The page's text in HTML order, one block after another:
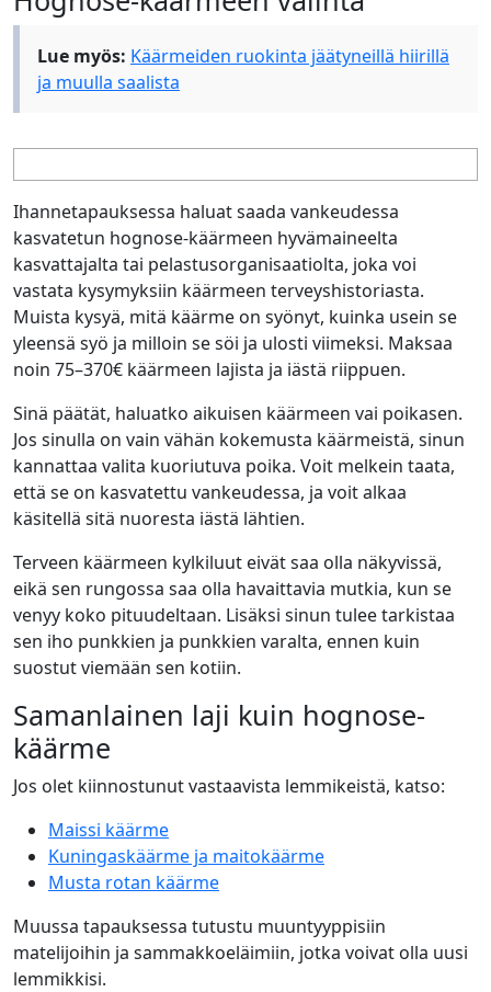
Lue myös: Käärmeiden ruokinta jäätyneillä hiirillä
ja muulla saalista
Ihannetapauksessa haluat saada vankeudessa
kasvatetun hognose-käärmeen hyvämaineelta
kasvattajalta tai pelastusorganisaatiolta, joka voi
vastata kysymyksiin käärmeen terveyshistoriasta.
Muista kysyä, mitä käärme on syönyt, kuinka usein se
yleensä syö ja milloin se söi ja ulosti viimeksi. Maksaa
noin 75–370€ käärmeen lajista ja iästä riippuen.
Sinä päätät, haluatko aikuisen käärmeen vai poikasen.
Jos sinulla on vain vähän kokemusta käärmeistä, sinun
kannattaa valita kuoriutuva poika. Voit melkein taata,
että se on kasvatettu vankeudessa, ja voit alkaa
käsitellä sitä nuoresta iästä lähtien.
Terveen käärmeen kylkiluut eivät saa olla näkyvissä,
eikä sen rungossa saa olla havaittavia mutkia, kun se
venyy koko pituudeltaan. Lisäksi sinun tulee tarkistaa
sen iho punkkien ja punkkien varalta, ennen kuin
suostut viemään sen kotiin.
Samanlainen laji kuin hognose-
käärme
Jos olet kiinnostunut vastaavista lemmikeistä, katso:
Maissi käärme
Kuningaskäärme ja maitokäärme
Musta rotan käärme
Muussa tapauksessa tutustu muuntyyppisiin
matelijoihin ja sammakkoeläimiin, jotka voivat olla uusi
lemmikkisi.